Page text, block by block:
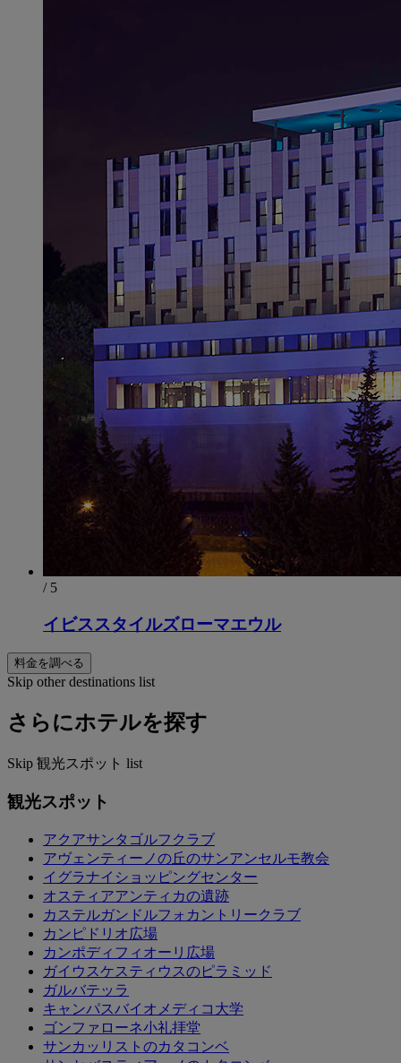
/ 5
イビススタイルズローマエウル
料金を調べる
Skip other destinations list
さらにホテルを探す
Skip 観光スポット list
観光スポット
アクアサンタゴルフクラブ
アヴェンティーノの丘のサンアンセルモ教会
イグラナイショッピングセンター
オスティアアンティカの遺跡
カステルガンドルフォカントリークラブ
カンピドリオ広場
カンポディフィオーリ広場
ガイウスケスティウスのピラミッド
ガルバテッラ
キャンパスバイオメディコ大学
ゴンファローネ小礼拝堂
サンカッリストのカタコンベ